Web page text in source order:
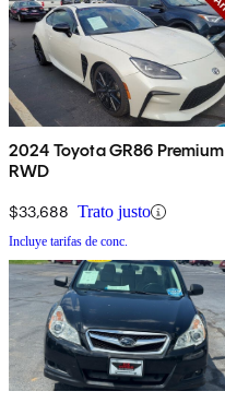
2024 Toyota GR86 Premium
RWD
$33,688 Trato justo
Incluye tarifas de conc.